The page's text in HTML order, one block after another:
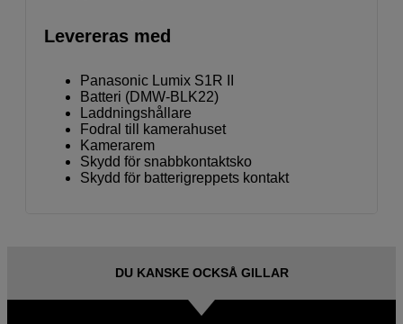
Levereras med
Panasonic Lumix S1R II
Batteri (DMW-BLK22)
Laddningshållare
Fodral till kamerahuset
Kamerarem
Skydd för snabbkontaktsko
Skydd för batterigreppets kontakt
DU KANSKE OCKSÅ GILLAR